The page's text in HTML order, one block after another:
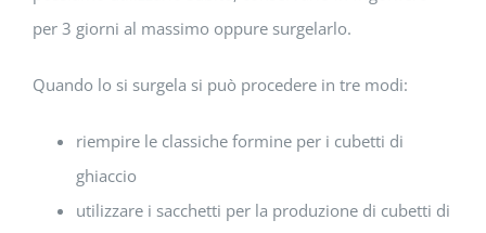
per 3 giorni al massimo oppure surgelarlo.
Quando lo si surgela si può procedere in tre modi:
riempire le classiche formine per i cubetti di
ghiaccio
utilizzare i sacchetti per la produzione di cubetti di